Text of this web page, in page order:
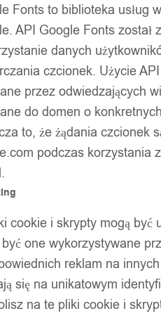
Fonts to biblioteka usług
API Google Fonts
danych
czcionek. Użycie
przez odwiedzających
do domen o
to, że żądania czcionek
podczas korzystania
cookie i skrypty mogą
być one wykorzystywane
reklam na
się na unikatowym
na te pliki cookie i